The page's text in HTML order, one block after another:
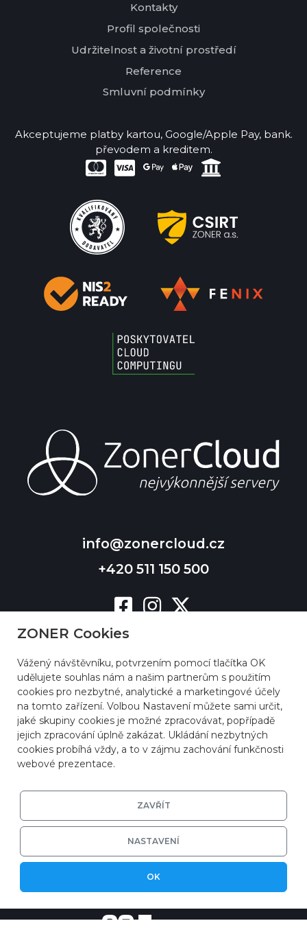
info@zonercloud.cz
+420 511 150 500
Kontakty
Profil společnosti
Udržitelnost a životní prostředí
Reference
Smluvní podmínky
Akceptujeme platby kartou, Google/Apple Pay, bank.
převodem a kreditem.
EFRR
ZONER Cookies
Vážený návštěvníku, potvrzením pomocí tlačítka OK
udělujete souhlas nám a našim partnerům s použitím
cookies pro nezbytné, analytické a marketingové účely
na tomto zařízení. Volbou Nastavení můžete sami určit,
jaké skupiny cookies je možné zpracovávat, popřípadě
jejich zpracování úplně zakázat. Ukládání nezbytných
cookies probíhá vždy, a to v zájmu zachování funkčnosti
webové prezentace.
ZAVŘÍT
NASTAVENÍ
OK